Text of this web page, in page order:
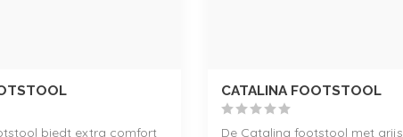
biedt extra comfort
CATALINA FOOTSTOOL
De Catalina footstool met grijs